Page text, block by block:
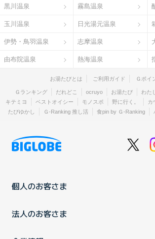
黒川温泉 霧島温泉
玉川温泉 日光湯元温泉
伊勢・鳥羽温泉 志摩温泉
由布院温泉 熱海温泉
お湯たびとは ご利用ガイド Ｇポイ
Ｇランキング だれどこ ocruyo お湯たび
わた
キテミヨ
ベストオイシー モノスポ 野に行く。 カ
たびゆかし
Ｇ-Ranking 推し活 食pin by Ｇ-Ranking
個人のお客さま
法人のお客さま